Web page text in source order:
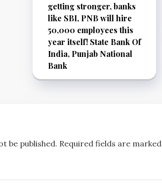
getting stronger, banks
like SBI, PNB will hire
50,000 employees this
year itself! State Bank Of
India, Punjab National
Bank
be published. Required fields are marked